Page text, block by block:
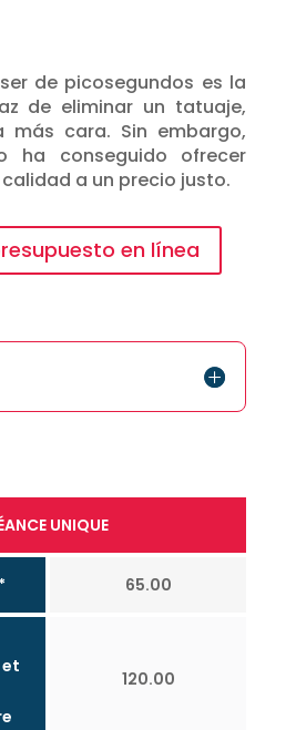
de picosegundos es la
de eliminar un tatuaje,
más cara. Sin embargo,
ha conseguido ofrecer
a un precio justo.
en línea
et
UNIQUE
65.00
120.00